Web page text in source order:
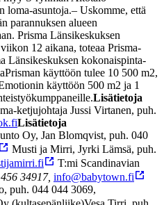
loma-asuntoja.– Uskomme, että
parannuksen alueen
Prisma Länsikeskuksen
12 aikana, toteaa Prisma-
Länsikeskuksen kokonaispinta-
käyttöön tulee 10 500 m2,
käyttöön 500 m2 ja 1
Lisätietoja
ketjujohtaja Jussi Virtanen, puh.
Lisätietoja
Oy, Jan Blomqvist, puh. 040
Musti ja Mirri, Jyrki Lämsä, puh.
T:mi Scandinavian
34917, info@babytown.fi
puh. 044 044 3069,